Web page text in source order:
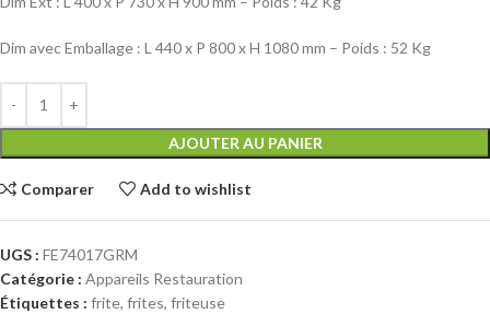
Dim avec Emballage : L 440 x P 800 x H 1080 mm – Poids : 52 Kg
AJOUTER AU PANIER
Comparer Add to wishlist
UGS : FE74017GRM
Catégorie : Appareils Restauration
Étiquettes : frite, frites, friteuse